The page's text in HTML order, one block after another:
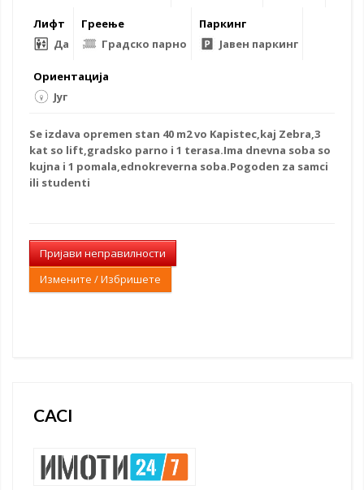
Лифт
Да
Греење
Градско парно
Паркинг
Јавен паркинг
Ориентација
Југ
Se izdava opremen stan 40 m2 vo Kapistec,kaj Zebra,3
kat so lift,gradsko parno i 1 terasa.Ima dnevna soba so
kujna i 1 pomala,ednokreverna soba.Pogoden za samci
ili studenti
Пријави неправилности
Измените / Избришете
CACI